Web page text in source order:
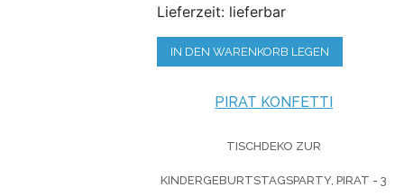
Lieferzeit: lieferbar
IN DEN WARENKORB LEGEN
PIRAT KONFETTI
TISCHDEKO ZUR
KINDERGEBURTSTAGSPARTY, PIRAT - 3